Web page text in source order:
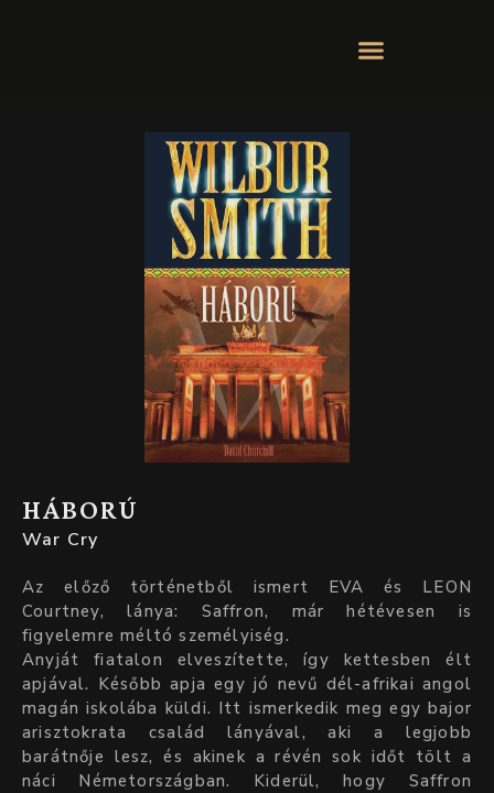
HÁBORÚ
War Cry
Az előző történetből ismert EVA és LEON
Courtney, lánya: Saffron, már hétévesen is
figyelemre méltó személyiség.
Anyját fiatalon elveszítette, így kettesben élt
apjával. Később apja egy jó nevű dél-afrikai angol
magán iskolába küldi. Itt ismerkedik meg egy bajor
arisztokrata család lányával, aki a legjobb
barátnője lesz, és akinek a révén sok időt tölt a
náci Németországban. Kiderül, hogy Saffron